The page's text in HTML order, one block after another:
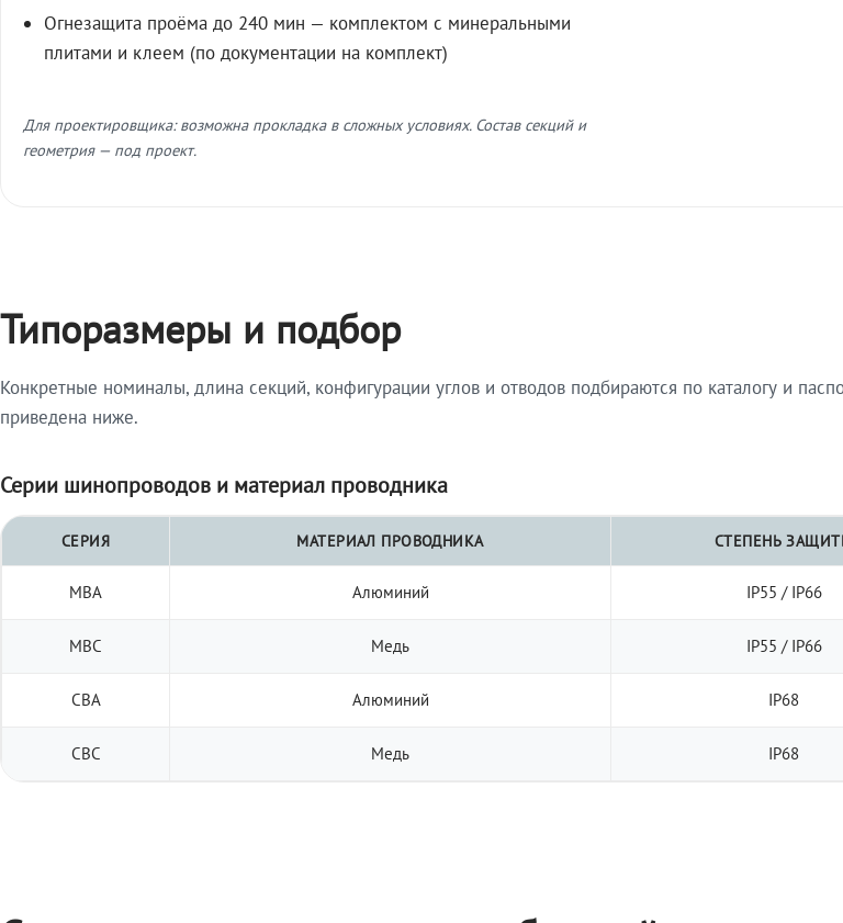
Огнезащита проёма до 240 мин — комплектом с минеральными
плитами и клеем (по документации на комплект)
Для проектировщика: возможна прокладка в сложных условиях. Состав секций и
геометрия — под проект.
Типоразмеры и подбор
Конкретные номиналы, длина секций, конфигурации углов и отводов подбираются по каталогу и
приведена ниже.
Серии шинопроводов и материал проводника
СЕРИЯ МАТЕРИАЛ ПРОВОДНИКА СТЕПЕНЬ
МВА Алюминий IP55 / IP66
МВС Медь IP55 / IP66
СВА Алюминий IP68
СВС Медь IP68